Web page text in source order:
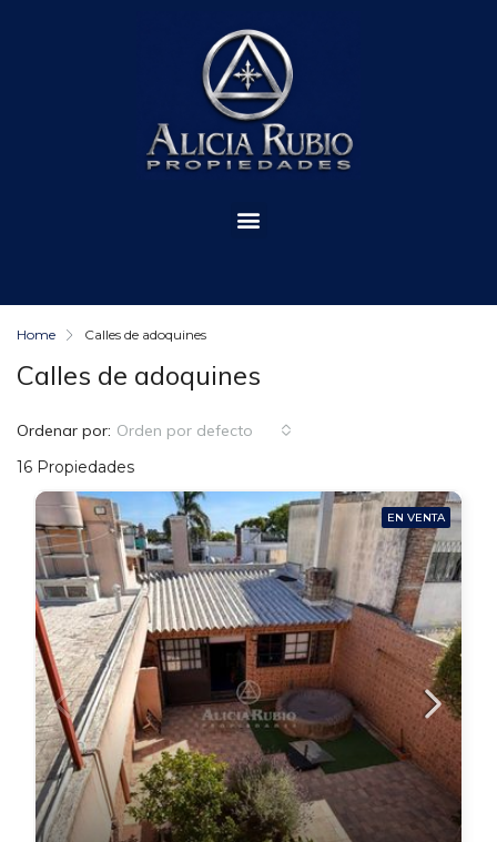
Home Calles de adoquines
Calles de adoquines
16 Propiedades
Ordenar por: Orden por defecto
EN VENTA